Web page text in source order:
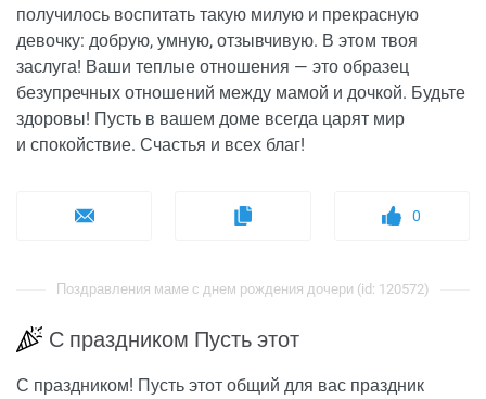
получилось воспитать такую милую и прекрасную
девочку: добрую, умную, отзывчивую. В этом твоя
заслуга! Ваши теплые отношения — это образец
безупречных отношений между мамой и дочкой. Будьте
здоровы! Пусть в вашем доме всегда царят мир
и спокойствие. Счастья и всех благ!
0
Поздравления маме с днем рождения дочери (id: 120572)
С праздником Пусть этот
С праздником! Пусть этот общий для вас праздник